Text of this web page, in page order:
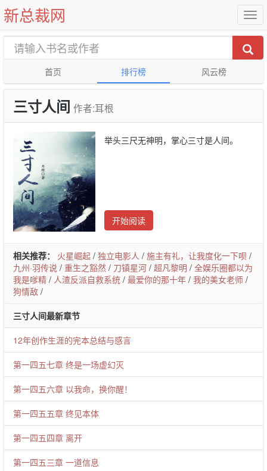
新总裁网
首页 排行榜 风云榜
三寸人间 作者:耳根
举头三尺无神明，掌心三寸是人间。
开始阅读
相关推荐： 火星崛起 / 独立电影人 / 施主有礼，让我度化一下呗 /
九州·羽传说 / 重生之豁然 / 刀镇星河 / 超凡黎明 / 全娱乐圈都以为
我是嗲精 / 人渣反派自救系统 / 最爱你的那十年 / 我的美女老师 /
狗情敌 /
三寸人间最新章节
12年创作生涯的完本总结与感言
第一四五七章 终是一场虚幻灭
第一四五六章 以我命，换你醒！
第一四五五章 终见本体
第一四五四章 离开
第一四五三章 一道信息